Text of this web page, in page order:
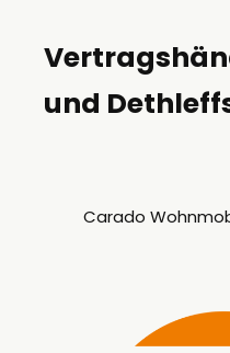
und
Carado